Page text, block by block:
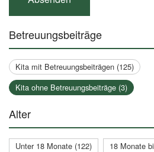
Betreuungsbeiträge
Kita mit Betreuungsbeiträgen (125)
Kita ohne Betreuungsbeiträge (3)
Alter
Unter 18 Monate (122)
18 Monate